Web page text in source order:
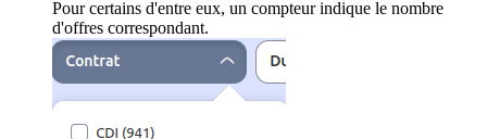
Pour certains d'entre eux, un compteur indique le nombre
d'offres correspondant.